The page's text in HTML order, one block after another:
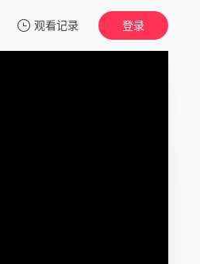
观看记录 登录